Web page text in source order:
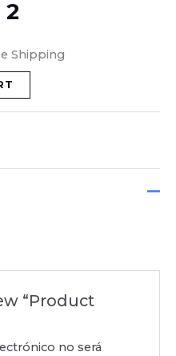
Shipping
“Product
no será